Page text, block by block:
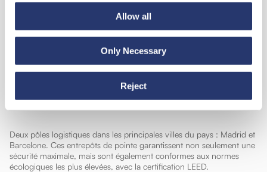
Allow all
Only Necessary
Reject
London Gateway, Birmingham, Worcester, Bradford : 4 entrepôts
répartis sur tout le territoire national, offrant plus de 40 000 m²
d’espace de stockage et plus de 55 000 emplacements pour
palettes. Grâce au WMS de T-LOG, ils garantissent un contrôle total
et une gestion optimisée des opérations logistiques.
Deux pôles logistiques dans les principales villes du pays : Madrid et
Barcelone. Ces entrepôts de pointe garantissent non seulement une
sécurité maximale, mais sont également conformes aux normes
écologiques les plus élevées, avec la certification LEED.